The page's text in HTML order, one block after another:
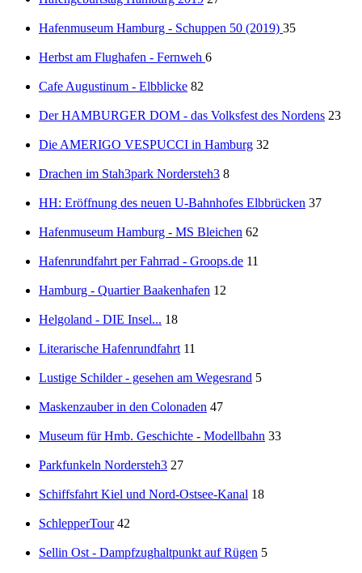
Hafenmuseum Hamburg - Schuppen 50 (2019) 35
Herbst am Flughafen - Fernweh 6
Cafe Augustinum - Elbblicke 82
Der HAMBURGER DOM - das Volksfest des Nordens 23
Die AMERIGO VESPUCCI in Hamburg 32
Drachen im Stah3park Nordersteh3 8
HH: Eröffnung des neuen U-Bahnhofes Elbbrücken 37
Hafenmuseum Hamburg - MS Bleichen 62
Hafenrundfahrt per Fahrrad - Groops.de 11
Hamburg - Quartier Baakenhafen 12
Helgoland - DIE Insel... 18
Literarische Hafenrundfahrt 11
Lustige Schilder - gesehen am Wegesrand 5
Maskenzauber in den Colonaden 47
Museum für Hmb. Geschichte - Modellbahn 33
Parkfunkeln Nordersteh3 27
Schiffsfahrt Kiel und Nord-Ostsee-Kanal 18
SchlepperTour 42
Sellin Ost - Dampfzughaltpunkt auf Rügen 5